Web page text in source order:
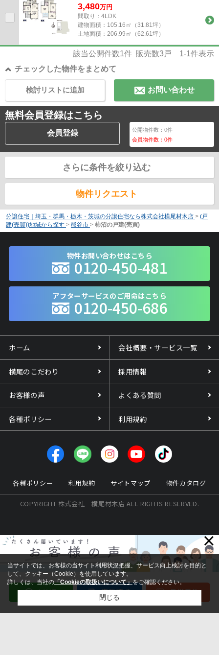
3,480万円
間取り：4LDK
建物面積： 105.16㎡（31.81坪）
土地面積： 206.99㎡（62.61坪）
該当公開件数1件 販売数3 戸 1-1件表示
チェックした物件をまとめて
お問い合わせ
検討リストに追加
無料会員登録はこちら
会員登録 公開物件数：0件
会員物件数：0件
さらに条件を絞り込む
物件リクエスト
分譲住宅｜埼玉・群馬・栃木・茨城の分譲住宅なら株式会社横尾材木店 > (戸
建(売買))地域から探す > 熊谷市 > 柿沼の戸建(売買)
物件お問い合わせはこちら
0120-450-481
アフターサービスのご用命はこちら
0120-450-686
ホーム 会社概要・サービス一覧
横尾のこだわり 採用情報
お客様の声 よくある質問
各種ポリシー 利用規約
各種ポリシー 利用規約 サイトマップ 物件カタログ
COPYRIGHT 株式会社 横尾材木店 ALL RIGHTS RESERVED.
×
当サイトでは、お客様の当サイト利用状況把握、サービス向上検討を目的と
して、クッキー（Cookie）を使用しています。
詳しくは、当社の「Cookieの取扱いについて」をご確認ください。
閉じる